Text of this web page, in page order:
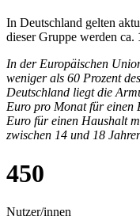
In Deutschland gelten
dieser Gruppe werden ca.
In der Europäischen
weniger als 60 Prozent
Deutschland liegt die
Euro pro Monat für einen
Euro für einen Haushalt
zwischen 14 und 18
450
Nutzer/innen